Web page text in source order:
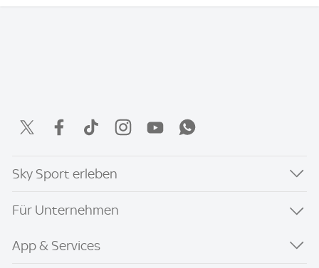
Sky Sport erleben
Für Unternehmen
App & Services